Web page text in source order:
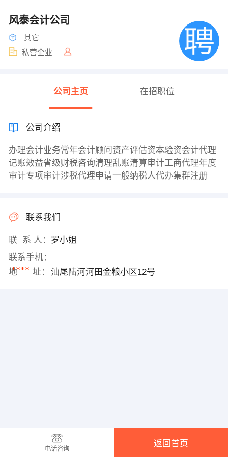
风泰会计公司
其它
私营企业
公司主页 在招职位
公司介绍
办理会计业务常年会计顾问资产评估资本验资会计代理
记账效益省级财税咨询清理乱账清算审计工商代理年度
审计专项审计涉税代理申请一般纳税人代办集群注册
联系我们
联 系 人： 罗小姐
联系手机：
****
地 址： 汕尾陆河河田金粮小区12号
电话咨询
返回首页